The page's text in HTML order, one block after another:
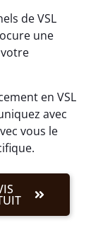
de VSL
une
en VSL
avec
vous le